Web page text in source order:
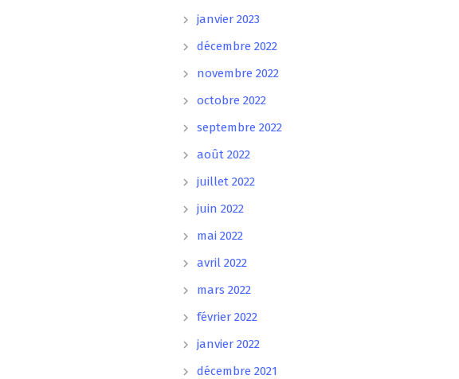
janvier 2023
décembre 2022
novembre 2022
octobre 2022
septembre 2022
août 2022
juillet 2022
juin 2022
mai 2022
avril 2022
mars 2022
février 2022
janvier 2022
décembre 2021